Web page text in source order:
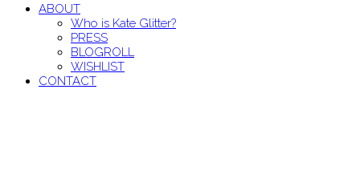
ABOUT
Who is Kate Glitter?
PRESS
BLOGROLL
WISHLIST
CONTACT